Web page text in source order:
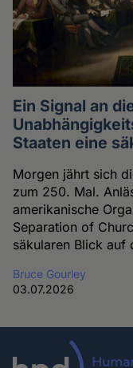
Ein Signal an
Staaten eine
Morgen jährt sich
zum 250. Mal.
amerikanische
Separation of
säkularen Blick auf
Bruce Gourley
03.07.2026